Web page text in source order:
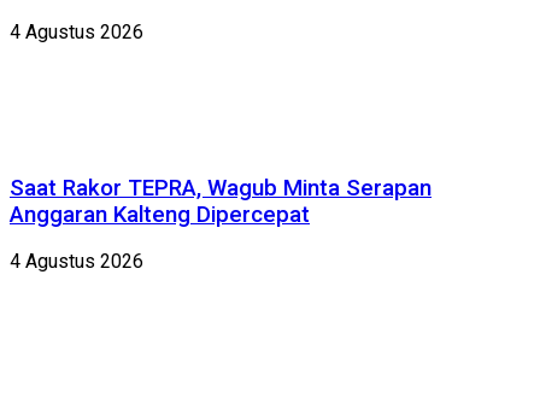
4 Agustus 2026
Saat Rakor TEPRA, Wagub Minta Serapan
Anggaran Kalteng Dipercepat
4 Agustus 2026